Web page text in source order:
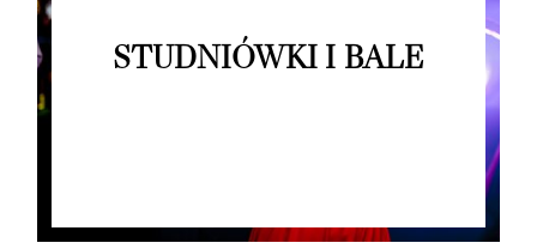
STUDNIÓWKI I BALE